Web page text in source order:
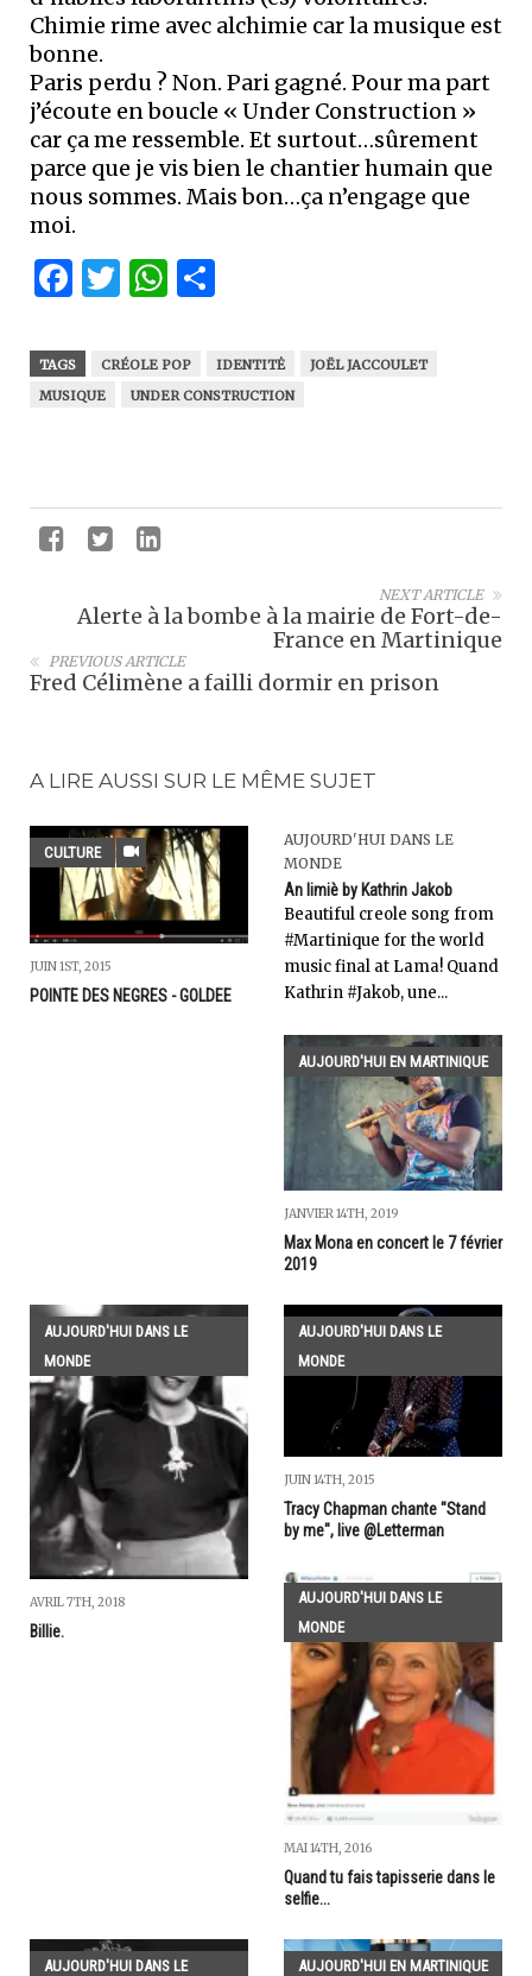
Chimie rime avec alchimie car la musique est
bonne.
Paris perdu ? Non. Pari gagné. Pour ma part
j’écoute en boucle « Under Construction »
car ça me ressemble. Et surtout…sûrement
parce que je vis bien le chantier humain que
nous sommes. Mais bon…ça n’engage que
moi.
Facebook
Twitter
WhatsApp
TAGS CRÉOLE POP IDENTITĖ
JOËL JACCOULET
MUSIQUE
UNDER CONSTRUCTION
NEXT ARTICLE
Alerte à la bombe à la mairie de Fort-de-
France en Martinique
PREVIOUS ARTICLE
Fred Célimène a failli dormir en prison
A LIRE AUSSI SUR LE MÊME SUJET
CULTURE
JUIN 1ST, 2015
POINTE DES NEGRES - GOLDEE
AUJOURD'HUI DANS LE
MONDE
An limiè by Kathrin Jakob
Beautiful creole song from
#Martinique for the world
music final at Lama! Quand
Kathrin #Jakob, une...
AUJOURD'HUI EN MARTINIQUE
JANVIER 14TH, 2019
Max Mona en concert le 7 février
2019
AUJOURD'HUI DANS LE
MONDE
AVRIL 7TH, 2018
Billie.
AUJOURD'HUI DANS LE
MONDE
JUIN 14TH, 2015
Tracy Chapman chante "Stand
by me", live @Letterman
AUJOURD'HUI DANS LE
MONDE
MAI 14TH, 2016
Quand tu fais tapisserie dans le
selfie...
AUJOURD'HUI DANS LE AUJOURD'HUI EN MARTINIQUE